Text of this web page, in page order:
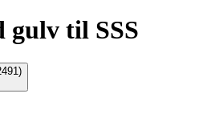
gulv til SSS